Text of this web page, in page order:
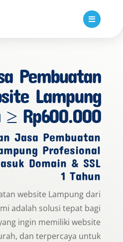

Pembuatan
Lampung
≥ Rp600.000
Jasa Pembuatan
Profesional
Domain & SSL
1 Tahun
website Lampung dari
adalah solusi tepat bagi
ingin memiliki website
dan terpercaya untuk